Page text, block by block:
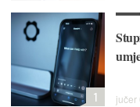
jučer
1